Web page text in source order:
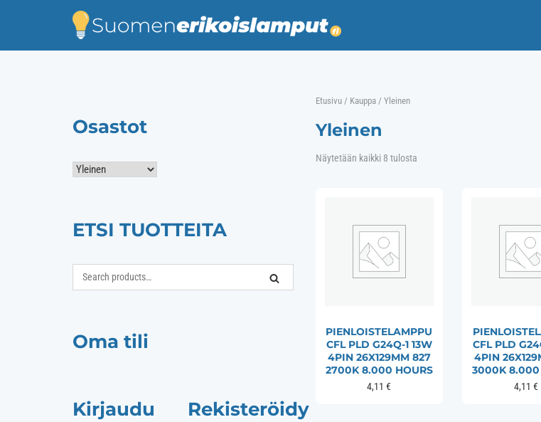
Etusivu / Kauppa / Yleinen
Yleinen
Näytetään kaikki 8 tulosta
PIENLOISTELAMPPU
CFL PLD G24Q-1 13W
4PIN 26X129MM 827
2700K 8.000 HOURS
4,11€
CFL PLD
4PIN
3000K 8.000
4,11 €
Osastot
ETSI TUOTTEITA
Search
for:
SEARCH
Oma tili
Kirjaudu Rekisteröidy